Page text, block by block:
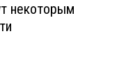
некоторым